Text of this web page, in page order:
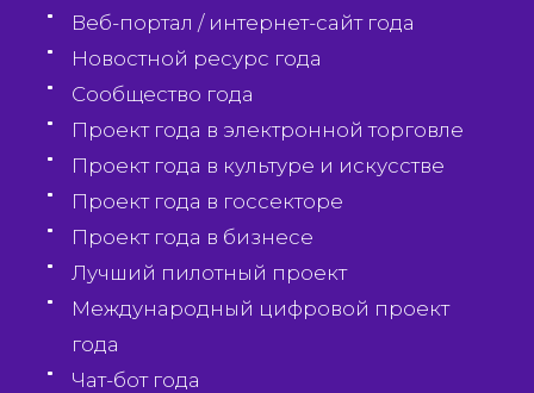
Веб-портал / интернет-сайт года
Новостной ресурс года
Сообщество года
Проект года в электронной торговле
Проект года в культуре и искусстве
Проект года в госсекторе
Проект года в бизнесе
Лучший пилотный проект
Международный цифровой проект
года
Чат-бот года